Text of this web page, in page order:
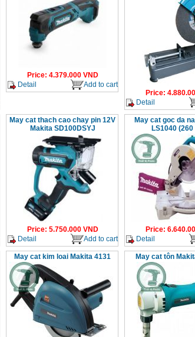
Price: 4.379.000VND
Detail
Add to cart
Price:
Detail
May cat thach cao chay pin 12V
Makita SD100DSYJ
Price: 5.750.000VND
Detail
Add to cart
May cat goc da
LS1040
Price:
Detail
May cat kim loai Makita 4131 May cat tôn